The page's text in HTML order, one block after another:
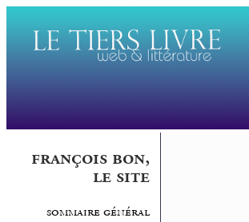
françois bon,
le site
sommaire général